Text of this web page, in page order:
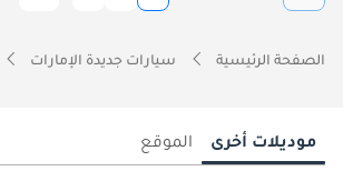
الصفحة الرئيسية سيارات جديدة الإمارات
موديلات أخرى الموقع